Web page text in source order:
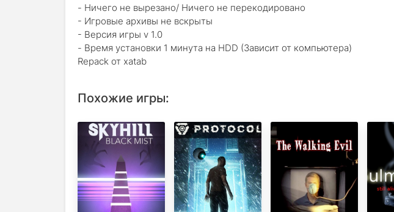
- Ничего не вырезано/ Ничего не перекодировано
- Игровые архивы не вскрыты
- Версия игры v 1.0
- Время установки 1 минута на HDD (Зависит от компьютера)
Repack от xatab
Похожие игры: